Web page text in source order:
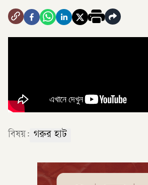
বিষয়: গরুর হাট